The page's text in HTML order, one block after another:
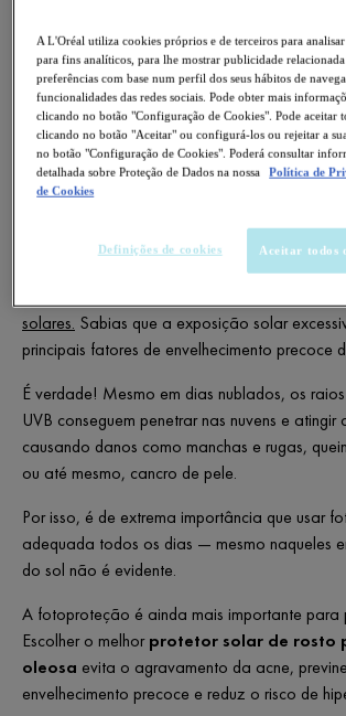
Se é este o teu caso, não te preocupes!
tudo o que precisa saber para escolher o
solar para pele acneicae oleosa!
PORQUE É QUE A
solares. Sabias que a exposição solar
principais fatores de envelhecimento precoce
É verdade! Mesmo em dias nublados, os
UVB conseguem penetrar nas nuvens e atingir
causando danos como manchas e rugas,
ou até mesmo, cancro de pele.
Por isso, é de extrema importância que usar
adequada todos os dias — mesmo naqueles
do sol não é evidente.
A fotoproteção é ainda mais importante para
Escolher o melhorprotetor solar de rosto
oleosa evita o agravamento da acne,
envelhecimento precoce e reduz o risco de
A L'Oréal utiliza cookies próprios e de terceiros para analisar
para fins analíticos, para lhe mostrar publicidade relacionada
preferências com base num perfil dos seus hábitos de
funcionalidades das redes sociais. Pode obter mais
clicando no botão "Configuração de Cookies". Pode aceitar
clicando no botão "Aceitar" ou configurá-los ou rejeitar a
no botão "Configuração de Cookies". Poderá consultar
detalhada sobre Proteção de Dados na nossa
Política de
de Cookies
Definições de cookies Aceitar todos